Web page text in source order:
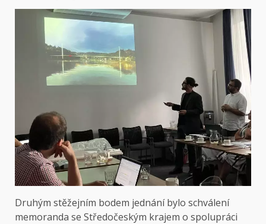
Druhým stěžejním bodem jednání bylo schválení
memoranda se Středočeským krajem o spolupráci